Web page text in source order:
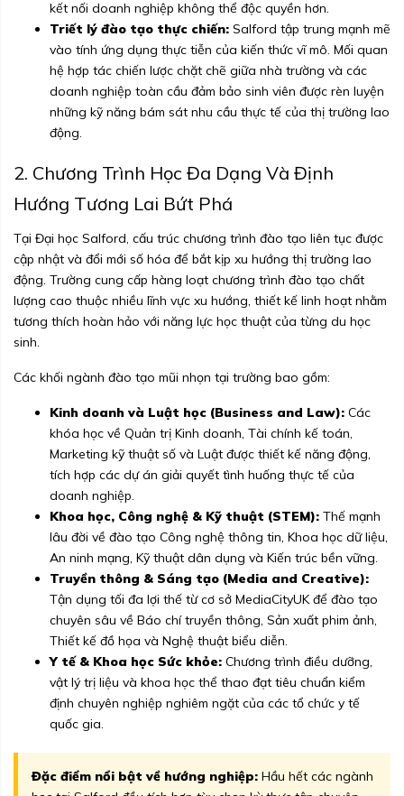
kết nối doanh nghiệp không thể độc quyền hơn.
Triết lý đào tạo thực chiến: Salford tập trung mạnh mẽ
vào tính ứng dụng thực tiễn của kiến thức vĩ mô. Mối quan
hệ hợp tác chiến lược chặt chẽ giữa nhà trường và các
doanh nghiệp toàn cầu đảm bảo sinh viên được rèn luyện
những kỹ năng bám sát nhu cầu thực tế của thị trường lao
động.
2. Chương Trình Học Đa Dạng Và Định
Hướng Tương Lai Bứt Phá
Tại Đại học Salford, cấu trúc chương trình đào tạo liên tục được
cập nhật và đổi mới số hóa để bắt kịp xu hướng thị trường lao
động. Trường cung cấp hàng loạt chương trình đào tạo chất
lượng cao thuộc nhiều lĩnh vực xu hướng, thiết kế linh hoạt nhằm
tương thích hoàn hảo với năng lực học thuật của từng du học
sinh.
Các khối ngành đào tạo mũi nhọn tại trường bao gồm:
Kinh doanh và Luật học (Business and Law): Các
khóa học về Quản trị Kinh doanh, Tài chính kế toán,
Marketing kỹ thuật số và Luật được thiết kế năng động,
tích hợp các dự án giải quyết tình huống thực tế của
doanh nghiệp.
Khoa học, Công nghệ & Kỹ thuật (STEM): Thế mạnh
lâu đời về đào tạo Công nghệ thông tin, Khoa học dữ liệu,
An ninh mạng, Kỹ thuật dân dụng và Kiến trúc bền vững.
Truyền thông & Sáng tạo (Media and Creative):
Tận dụng tối đa lợi thế từ cơ sở MediaCityUK để đào tạo
chuyên sâu về Báo chí truyền thông, Sản xuất phim ảnh,
Thiết kế đồ họa và Nghệ thuật biểu diễn.
Y tế & Khoa học Sức khỏe: Chương trình điều dưỡng,
vật lý trị liệu và khoa học thể thao đạt tiêu chuẩn kiểm
định chuyên nghiệp nghiêm ngặt của các tổ chức y tế
quốc gia.
Đặc điểm nổi bật về hướng nghiệp: Hầu hết các ngành